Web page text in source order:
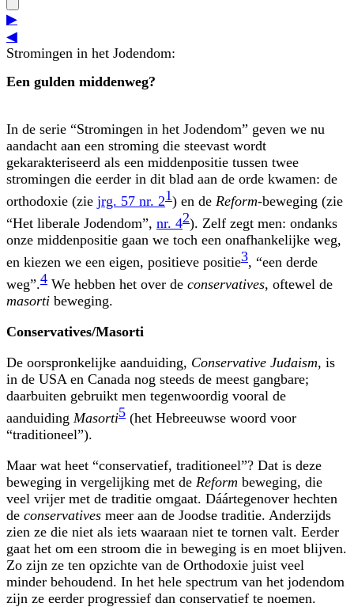
▶
◀
Stromingen in het Jodendom:
Een gulden middenweg?
In de serie “Stromingen in het Jodendom” geven we nu
aandacht aan een stroming die steevast wordt
gekarakteriseerd als een middenpositie tussen twee
stromingen die eerder in dit blad aan de orde kwamen: de
orthodoxie (zie jrg. 57 nr. 21) en de Reform-beweging (zie
“Het liberale Jodendom”, nr. 42). Zelf zegt men: ondanks
onze midden­positie gaan we toch een onafhankelijke weg,
en kiezen we een eigen, positieve positie3, “een derde
weg”.4 We hebben het over de conservatives, oftewel de
masorti beweging.
Conservatives/Masorti
De oorspronkelijke aanduiding, Conservative Judaism, is
in de USA en Canada nog steeds de meest gangbare;
daarbuiten gebruikt men tegen­woordig vooral de
aanduiding Masorti5 (het Hebreeuwse woord voor
“traditioneel”).
Maar wat heet “conservatief, traditioneel”? Dat is deze
beweging in vergelijking met de Reform beweging, die
veel vrijer met de traditie omgaat. Dáártegenover hechten
de conservatives meer aan de Joodse traditie. Anderzijds
zien ze die niet als iets waaraan niet te tornen valt. Eerder
gaat het om een stroom die in beweging is en moet blijven.
Zo zijn ze ten opzichte van de Orthodoxie juist veel
minder behoudend. In het hele spectrum van het jodendom
zijn ze eerder progressief dan conservatief te noemen.